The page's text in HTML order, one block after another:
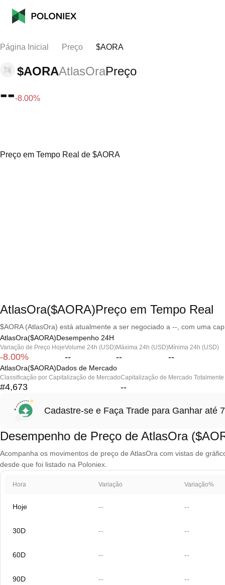
Página Inicial Preço $AORA
$AORAAtlasOraPreço
---8.00%
Preço em Tempo Real de $AORA
AtlasOra($AORA)Preço em Tempo Real
$AORA (AtlasOra) está atualmente a ser negociado a --, com uma
AtlasOra($AORA)Desempenho 24H
Variação de Preço Hoje
-8.00%
Volume 24h (USD)
--
Máxima 24h (USD)
--
Mínima 24h (USD)
--
AtlasOra($AORA)Dados de Mercado
Classificação por Capitalização de Mercado
#4,673
Capitalização de Mercado
--
Cadastre-se e Faça Trade para Ganhar até
Desempenho de Preço de AtlasOra
Acompanha os movimentos de preço de AtlasOra com vistas de
desde que foi listado na Poloniex.
Hora Variação Variação%
Hoje -- --
30D -- --
60D -- --
90D -- --